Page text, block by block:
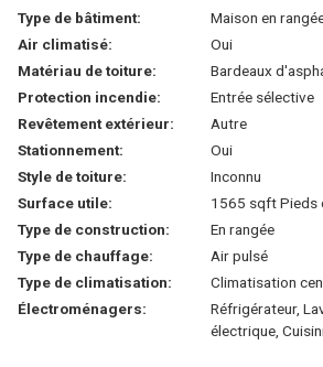
Type de bâtiment:
Maison en
Air climatisé:
Oui
Matériau de toiture:
Bardeaux
Protection incendie:
Entrée sélective
Revêtement extérieur:
Autre
Stationnement:
Oui
Style de toiture:
Inconnu
Surface utile:
1565 sqft Pieds
Type de construction:
En rangée
Type de chauffage:
Air pulsé
Type de climatisation:
Climatisation
Électroménagers:
Réfrigérateur,
électrique,